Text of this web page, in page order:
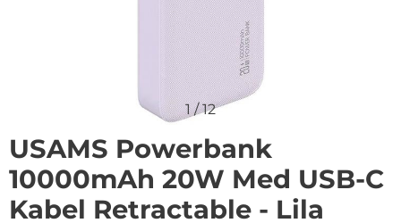
1/12
USAMS Powerbank
10000mAh 20W Med USB-C
Kabel Retractable - Lila